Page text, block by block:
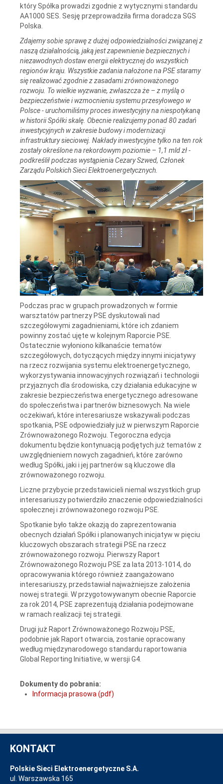
który Spółka prowadzi zgodnie z wytycznymi standardu
AA1000 SES. Sesję przeprowadziła firma doradcza SGS
Polska.
Zdajemy sobie sprawę z dużej odpowiedzialności związanej z
naszą działalnością, jaką jest zapewnienie bezpiecznych i
niezawodnych dostaw energii elektrycznej do wszystkich
regionów kraju. Wszystkie zadania nałożone na PSE staramy
się realizować zgodnie z zasadamizrównoważonego
rozwoju. To wielkie wyzwanie, zwłaszcza że – z myślą o
bezpieczeństwie i wzmocnieniu systemu przesyłowego w
Polsce - uruchomiliśmy proces inwestycyjny na niespotykaną
w historii Spółki skalę. Obecnie realizujemyponad 80 zadań
inwestycyjnych w zakresie budowy i modernizacji
infrastruktury sieciowej. Nakłady inwestycyjne tylko na ten rok
zostały określone na rekordowym poziomie – 1,1 mld zł-
podkreślił podczas wystąpienia Cezary Szwed, Członek
Zarządu Polskich Sieci Elektroenergetycznych.
Podczas prac w grupach prowadzonych w formie
warsztatów partnerzy PSE dyskutowali nad
szczegółowymi zagadnieniami, które ich zdaniem
powinny zostać ujęte w kolejnym Raporcie PSE.
Ostatecznie wyłoniono kilkanaście tematów
szczegółowych, dotyczących między innymi inicjatywy
na rzecz rozwijania systemu elektroenergetycznego,
wykorzystywania innowacyjnych rozwiązań i technologii
przyjaznych dla środowiska, czy działania edukacyjne w
zakresie bezpieczeństwa energetycznego adresowane
do społeczeństwa i partnerów biznesowych. Na wiele
oczekiwań, które interesariusze wskazywali podczas
spotkania, PSE odpowiedziały już w pierwszym Raporcie
Zrównoważonego Rozwoju. Tegoroczna edycja
dokumentu będzie kontynuacją podjętych już tematów z
uwzględnieniem nowych zagadnień, które zarówno
według Spółki, jaki i jej partnerów są kluczowe dla
zrównoważonego rozwoju.
Liczne przybycie przedstawicieli niemal wszystkich grup
interesariuszy potwierdziło znaczenie odpowiedzialności
społecznej i zrównoważonego rozwoju PSE.
Spotkanie było także okazją do zaprezentowania
obecnych działań Spółki i planowanych inicjatyw w pięciu
kluczowych obszarach strategii PSE na rzecz
zrównoważonego rozwoju. Pierwszy Raport
Zrównoważonego Rozwoju PSE za lata 2013-1014, do
opracowywania którego również zaangażowano
interesariuszy, przedstawiał najważniejsze założenia
nowej strategii. W przygotowywanym obecnie Raporcie
za rok 2014, PSE zaprezentują działania podejmowane
w ramach realizacji tej strategii.
Drugi już Raport Zrównoważonego Rozwoju PSE,
podobnie jak Raport otwarcia, zostanie opracowany
według międzynarodowego standardu raportowania
Global Reporting Initiative, w wersji G4.
Dokumenty do pobrania:
Informacja prasowa (pdf)
KONTAKT
Polskie Sieci Elektroenergetyczne S.A.
ul. Warszawska 165